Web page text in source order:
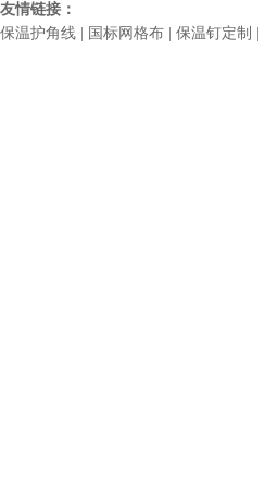
友情链接：
保温护角线
国标网格布 保温钉定制